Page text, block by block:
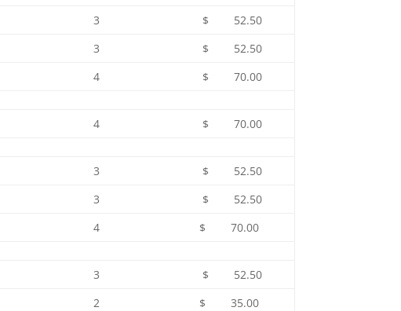
3
$ 52.50
3
$ 52.50
4 $ 70.00
4 $ 70.00
3
$ 52.50
3
$ 52.50
4 $ 70.00
3
$ 52.50
2
$ 35.00